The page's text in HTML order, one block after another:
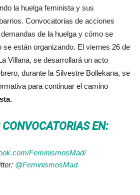
la huelga feminista y sus
Convocatorias de acciones
de la huelga y cómo se
se están organizando. El viernes 26 de
Villana, se desarrollará un acto
durante la Silvestre Bollekana, se
para continuar el camino
.
EN:
FeminismosMad/
@FeminismosMad